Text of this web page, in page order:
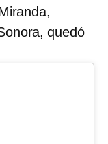
quedó